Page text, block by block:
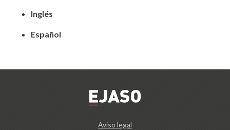
Inglés
Español
Aviso legal